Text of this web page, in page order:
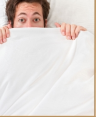
mogę zasnąć? Należysz do
sobie takie pytanie? Już Cię
nie należy, nie jest